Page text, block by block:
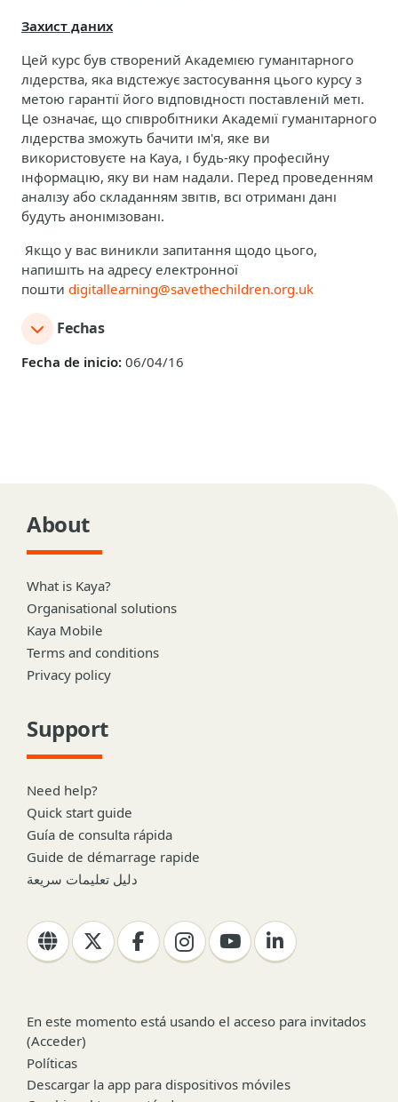
Захист даних
Цей курс був створений Академією гуманітарного
лідерства, яка відстежує застосування цього курсу з
метою гарантії його відповідності поставленій меті.
Це означає, що співробітники Академії гуманітарного
лідерства зможуть бачити ім'я, яке ви
використовуєте на Kaya, і будь-яку професійну
інформацію, яку ви нам надали. Перед проведенням
аналізу або складанням звітів, всі отримані дані
будуть анонімізовані.
Якщо у вас виникли запитання щодо цього,
напишіть на адресу електронної
пошти digitallearning@savethechildren.org.uk
Fechas
Fecha de inicio: 06/04/16
About
What is Kaya?
Organisational solutions
Kaya Mobile
Terms and conditions
Privacy policy
Support
Need help?
Quick start guide
Guía de consulta rápida
Guide de démarrage rapide
دليل تعليمات سريعة
En este momento está usando el acceso para invitados
(Acceder)
Políticas
Descargar la app para dispositivos móviles